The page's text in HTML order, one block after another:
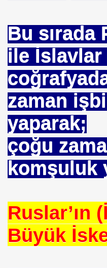
Bu sırada
ile İslavlar
zaman
yaparak;
çoğu
komşuluk
Ruslar’ın
Büyük